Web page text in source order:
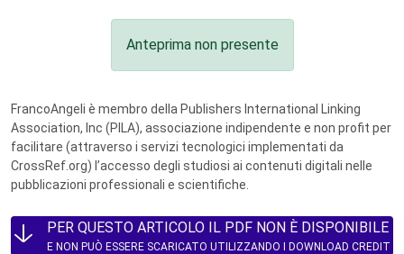
Anteprima non presente
FrancoAngeli è membro della Publishers International Linking
Association, Inc (PILA), associazione indipendente e non profit per
facilitare (attraverso i servizi tecnologici implementati da
CrossRef.org) l’accesso degli studiosi ai contenuti digitali nelle
pubblicazioni professionali e scientifiche.
PER QUESTO ARTICOLO IL PDF NON È DISPONIBILE
E NON PUÒ ESSERE SCARICATO UTILIZZANDO I DOWNLOAD CREDIT